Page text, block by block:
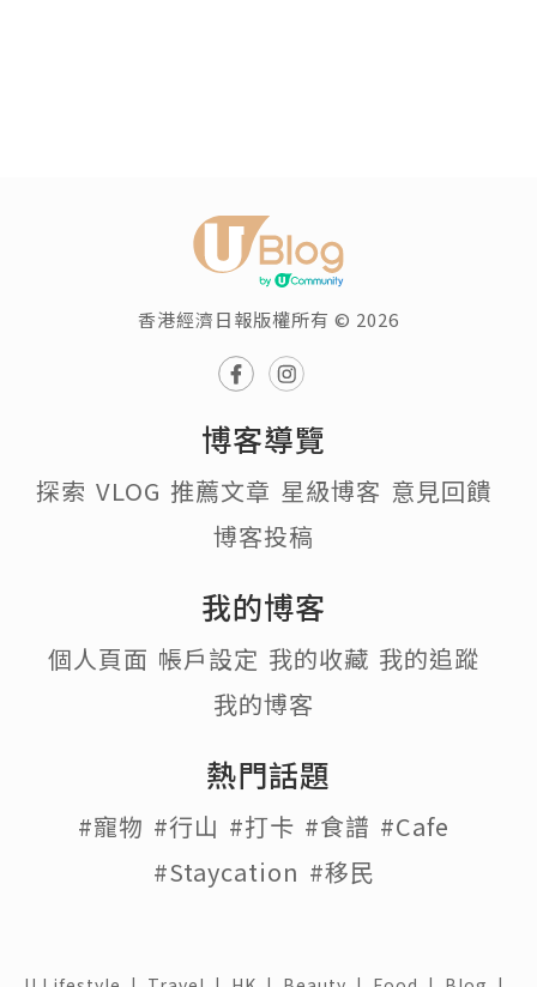
香港經濟日報版權所有 © 2026
博客導覽
探索 VLOG 推薦文章 星級博客 意見回饋
博客投稿
我的博客
個人頁面 帳戶設定 我的收藏 我的追蹤
我的博客
熱門話題
#寵物 #行山 #打卡 #食譜 #Cafe
#Staycation #移民